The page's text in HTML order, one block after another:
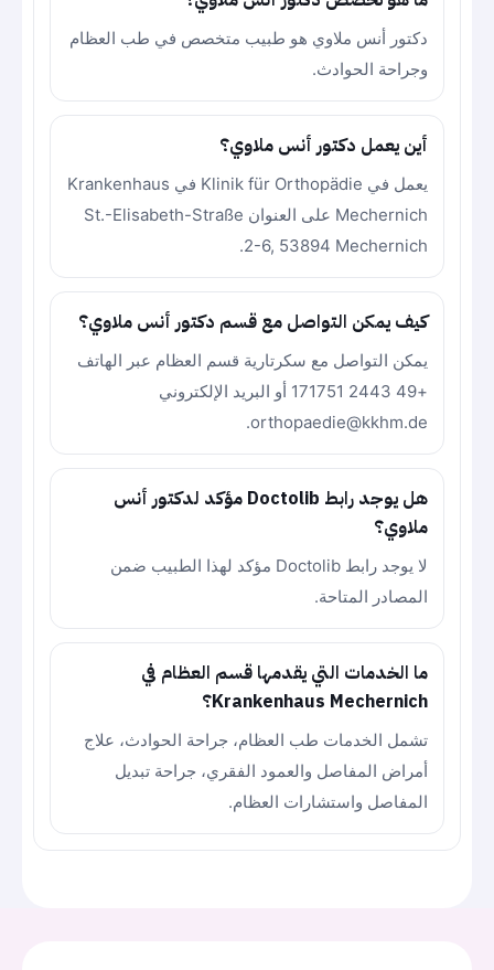
دكتور أنس ملاوي هو طبيب متخصص في طب العظام
وجراحة الحوادث.
أين يعمل دكتور أنس ملاوي؟
يعمل في Klinik für Orthopädie في Krankenhaus
Mechernich على العنوان St.-Elisabeth-Straße
2-6, 53894 Mechernich.
كيف يمكن التواصل مع قسم دكتور أنس ملاوي؟
يمكن التواصل مع سكرتارية قسم العظام عبر الهاتف
+49 2443 171751 أو البريد الإلكتروني
orthopaedie@kkhm.de.
هل يوجد رابط Doctolib مؤكد لدكتور أنس
ملاوي؟
لا يوجد رابط Doctolib مؤكد لهذا الطبيب ضمن
المصادر المتاحة.
ما الخدمات التي يقدمها قسم العظام في
Krankenhaus Mechernich؟
تشمل الخدمات طب العظام، جراحة الحوادث، علاج
أمراض المفاصل والعمود الفقري، جراحة تبديل
المفاصل واستشارات العظام.